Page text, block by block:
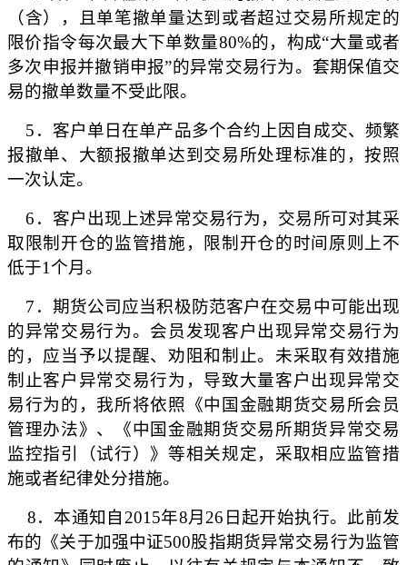
（含），且单笔撤单量达到或者超过交易所规定的
限价指令每次最大下单数量80%的，构成“大量或者
多次申报并撤销申报”的异常交易行为。套期保值交
易的撤单数量不受此限。
5 ．客户单日在单产品多个合约上因自成交、频繁
报撤单、大额报撤单达到交易所处理标准的，按照
一次认定。
6 ．客户出现上述异常交易行为，交易所可对其采
取限制开仓的监管措施，限制开仓的时间原则上不
低于1个月。
7 ．期货公司应当积极防范客户在交易中可能出现
的异常交易行为。会员发现客户出现异常交易行为
的，应当予以提醒、劝阻和制止。未采取有效措施
制止客户异常交易行为，导致大量客户出现异常交
易行为的，我所将依照《中国金融期货交易所会员
管理办法》、《中国金融期货交易所期货异常交易
监控指引（试行）》等相关规定，采取相应监管措
施或者纪律处分措施。
8．本通知自2015年8月26 日起开始执行。此前发
布的《关于加强中证500股指期货异常交易行为监管